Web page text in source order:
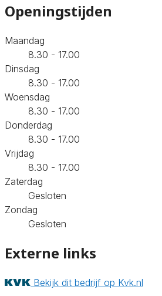
Openingstijden
Maandag
8.30 - 17.00
Dinsdag
8.30 - 17.00
Woensdag
8.30 - 17.00
Donderdag
8.30 - 17.00
Vrijdag
8.30 - 17.00
Zaterdag
Gesloten
Zondag
Gesloten
Externe links
Bekijk dit bedrijf op Kvk.nl